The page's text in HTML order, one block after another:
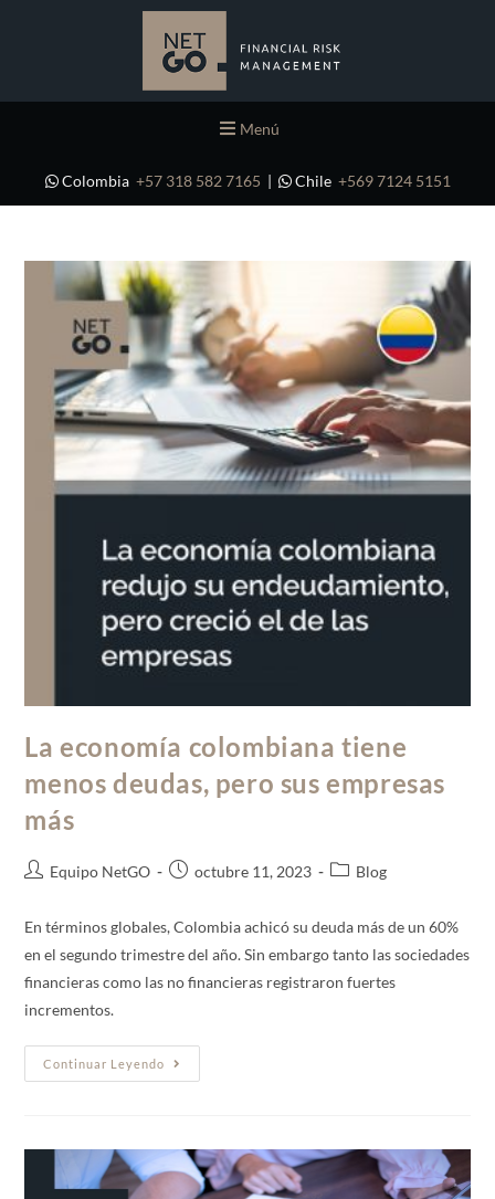
Menú
Colombia +57 318 582 7165 | Chile +569 7124 5151
La economía colombiana tiene
menos deudas, pero sus empresas
más
Equipo NetGO octubre 11, 2023 Blog
En términos globales, Colombia achicó su deuda más de un 60%
en el segundo trimestre del año. Sin embargo tanto las sociedades
financieras como las no financieras registraron fuertes
incrementos.
Continuar Leyendo